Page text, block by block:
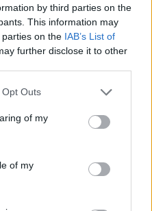
by third parties on the
This information may
on the IAB’s List of
further disclose it to other
uses one or more Google
behaviour. You may click to
and its third-party tags to
purposes in below Google
Outs
of my
of my